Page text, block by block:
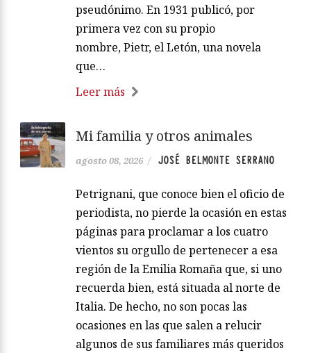
pseudónimo. En 1931 publicó, por
primera vez con su propio
nombre, Pietr, el Letón, una novela
que…
Leer más
Mi familia y otros animales
agosto 08, 2026 / JOSÉ BELMONTE SERRANO
Petrignani, que conoce bien el oficio de
periodista, no pierde la ocasión en estas
páginas para proclamar a los cuatro
vientos su orgullo de pertenecer a esa
región de la Emilia Romaña que, si uno
recuerda bien, está situada al norte de
Italia. De hecho, no son pocas las
ocasiones en las que salen a relucir
algunos de sus familiares más queridos